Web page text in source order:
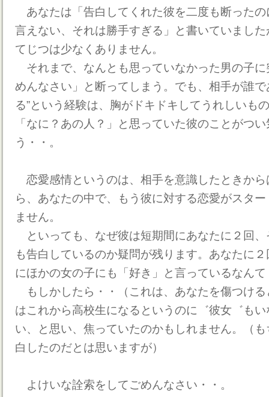
あなたは「告白してくれた彼を二度も断った
言えない、それは勝手すぎる」と書いていまし
てじつは少なくありません。
それまで、なんとも思っていなかった男の子
めんなさい」と断ってしまう。でも、相手が誰で
る”という経験は、胸がドキドキしてうれしいも
「なに？あの人？」と思っていた彼のことがつ
う・・。
恋愛感情というのは、相手を意識したときから
ら、あなたの中で、もう彼に対する恋愛がスタ
ません。
といっても、なぜ彼は短期間にあなたに２回
も告白しているのか疑問が残ります。あなたに
にほかの女の子にも「好き」と言っているなんて
もしかしたら・・（これは、あなたを傷つけ
はこれから高校生になるというのに゛彼女゛も
い、と思い、焦っていたのかもしれません。（も
白したのだとは思いますが）
よけいな詮索をしてごめんなさい・・。